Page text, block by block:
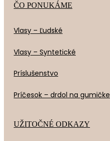
ČO PONUKÁME
Vlasy – Ľudské
Vlasy – Syntetické
Príslušenstvo
Príčesok – drdol na gumičke
UŽITOČNÉ ODKAZY